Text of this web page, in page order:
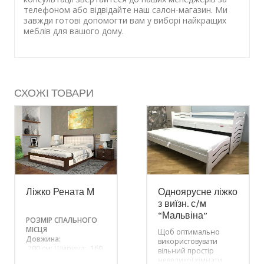
телефоном або відвідайте наш салон-магазин. Ми
завжди готові допомогти вам у виборі найкращих
меблів для вашого дому.
СХОЖІ ТОВАРИ
Ліжко Рената М
РОЗМІР СПАЛЬНОГО
МІСЦЯ
Довжина:
200 см; Ширина: 160
Одноярусне ліжко
з виїзн. с/м
“Мальвіна”
Щоб оптимально
використовувати
вільний простір
невеликої кімнати,